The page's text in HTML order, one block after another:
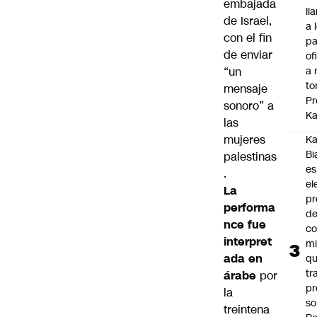
embajada
de Israel,
con el fin
de enviar
“un
mensaje
sonoro” a
las
mujeres
palestinas
.
La
performa
nce fue
interpret
ada en
árabe por
la
treintena
a
a
es
de